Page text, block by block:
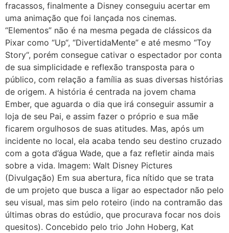
fracassos, finalmente a Disney conseguiu acertar em
uma animação que foi lançada nos cinemas.
“Elementos” não é na mesma pegada de clássicos da
Pixar como “Up“, “DivertidaMente” e até mesmo “Toy
Story“, porém consegue cativar o espectador por conta
de sua simplicidade e reflexão transposta para o
público, com relação a família as suas diversas histórias
de origem. A história é centrada na jovem chama
Ember, que aguarda o dia que irá conseguir assumir a
loja de seu Pai, e assim fazer o próprio e sua mãe
ficarem orgulhosos de suas atitudes. Mas, após um
incidente no local, ela acaba tendo seu destino cruzado
com a gota d’água Wade, que a faz refletir ainda mais
sobre a vida. Imagem: Walt Disney Pictures
(Divulgação) Em sua abertura, fica nítido que se trata
de um projeto que busca a ligar ao espectador não pelo
seu visual, mas sim pelo roteiro (indo na contramão das
últimas obras do estúdio, que procurava focar nos dois
quesitos). Concebido pelo trio John Hoberg, Kat